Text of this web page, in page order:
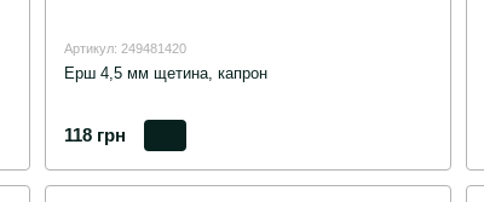
Артикул: 249481420
Ерш 4,5 мм щетина, капрон
118 грн